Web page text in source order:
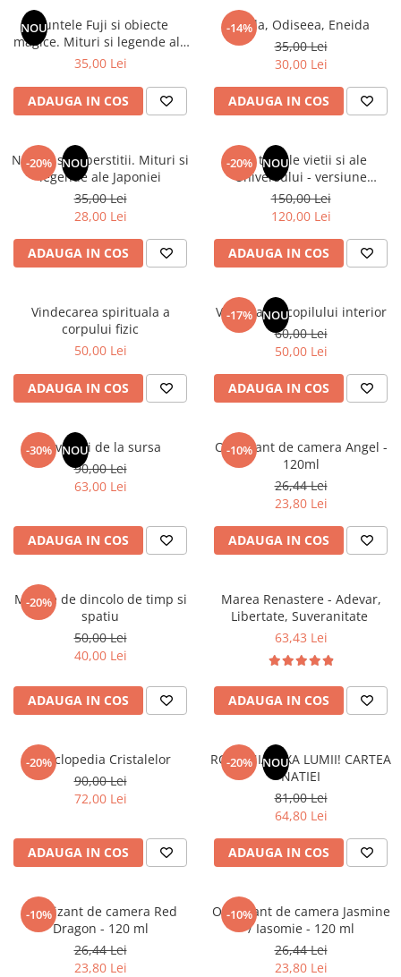
Audiobook
ReConnect
Crestinism
ScienceConnection
SelfConnect
SelfHealing
Vindecare Spirituala
Senzatii/Thriller
SF & Fantasy
Teatru
Teens Book Club
Instrumente si Truse Geometrie
Seturi scolare
Calculator
Consumabile & Accesorii
COLOREAZA CU PRIETENII
De colorat
Pot desena minunat
Carti educative
Copii 0-7 ani
Clubul Premiantilor
Super pitici 2-5 ani
Dezvoltare personala
Enciclopedii
Kids Book Club
Literatura Scolara
Lecturi Scolare
Lumea Copilariei
Ma pregatesc pentru scoala
Manuale - Carte Scolara
Clasa a II-a
Clasa a IV-a
Clasa a V-a
Clasa a VI-a
Clasa a VIII-a
Clasa I
Limbi Straine
Povesti
Povesti - Basme - Legende
Realitatea Augmentata
Religie pentru copii
ScienceConnection
Puzzle-uri
Puzzle
Puzzle 3D Lemn
NOUMuntele Fuji si obiecte
magice. Mituri si legende ale
Japoniei
35,00 Lei
ADAUGA IN COS
-14%
Iliada, Odiseea, Eneida
35,00 Lei
30,00 Lei
ADAUGA IN COS
-20% NOU
Natura si superstitii. Mituri si
legende ale Japoniei
35,00 Lei
28,00 Lei
ADAUGA IN COS
-20% NOU
Din tainele vietii si ale
Universului - versiune
originala din 1939. Volumele I-
III. Cutie de colectie -Scarlat
Demetrescu
150,00 Lei
120,00 Lei
ADAUGA IN COS
Vindecarea spirituala a
corpului fizic
50,00 Lei
ADAUGA IN COS
-17% NOU
Vindecarea copilului interior
60,00 Lei
50,00 Lei
ADAUGA IN COS
-30% NOU
Revelatii de la sursa
90,00 Lei
63,00 Lei
ADAUGA IN COS
-10%
Odorizant de camera Angel -
120ml
26,44 Lei
23,80 Lei
ADAUGA IN COS
-20%
Mesaje de dincolo de timp si
spatiu
50,00 Lei
40,00 Lei
ADAUGA IN COS
Marea Renastere - Adevar,
Libertate, Suveranitate
63,43 Lei
ADAUGA IN COS
-20%
Enciclopedia Cristalelor
90,00 Lei
72,00 Lei
ADAUGA IN COS
-20% NOU
ROMANIA, AXA LUMII! CARTEA
NATIEI
81,00 Lei
64,80 Lei
ADAUGA IN COS
-10%
Odorizant de camera Red
Dragon - 120 ml
26,44 Lei
23,80 Lei
-10%
Odorizant de camera Jasmine
/ Iasomie - 120 ml
26,44 Lei
23,80 Lei